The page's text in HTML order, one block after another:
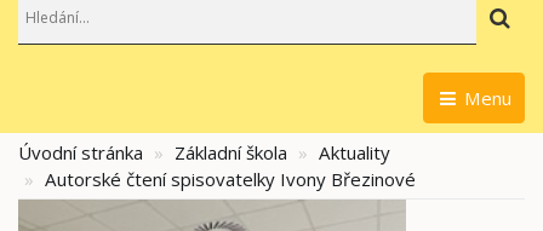
Menu
Úvodní stránka Základní škola
Aktuality
Autorské čtení spisovatelky Ivony Březinové